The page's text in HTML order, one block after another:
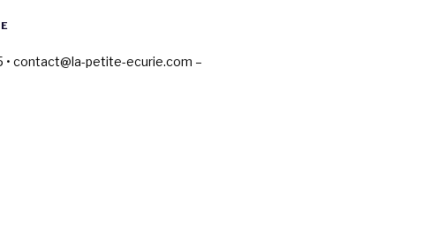
• contact@la-petite-ecurie.com –